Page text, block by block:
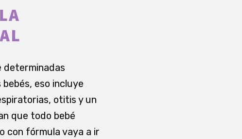
determinadas
eso incluye
otitis y un
que todo bebé
con fórmula vaya a ir